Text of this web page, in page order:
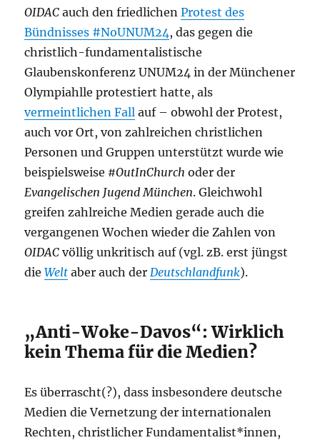
OIDAC auch den friedlichenProtest des
Bündnisses #NoUNUM24 , das gegen die
christlich-fundamentalistische
Glaubenskonferenz UNUM24 in der Münchener
Olympiahlle protestiert hatte, als
vermeintlichen Fall auf – obwohl der Protest,
auch vor Ort, von zahlreichen christlichen
Personen und Gruppen unterstützt wurde wie
beispielsweise #OutInChurch oder der
Evangelischen Jugend München. Gleichwohl
greifen zahlreiche Medien gerade auch die
vergangenen Wochen wieder die Zahlen von
OIDAC völlig unkritisch auf (vgl. zB. erst jüngst
dieWelt aber auch der Deutschlandfunk).
„Anti-Woke-Davos“: Wirklich
kein Thema für die Medien?
Es überrascht(?), dass insbesondere deutsche
Medien die Vernetzung der internationalen
Rechten, christlicher Fundamentalist*innen,